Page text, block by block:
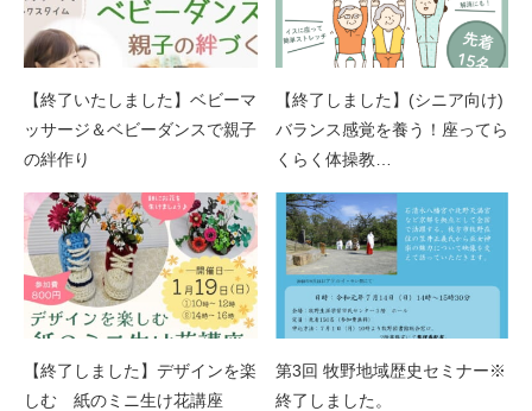
【終了いたしました】ベビーマ
ッサージ＆ベビーダンスで親子
の絆作り
【終了しました】(シニア向け)
バランス感覚を養う！座ってら
くらく体操教…
【終了しました】デザインを楽
しむ 紙のミニ生け花講座
第3回 牧野地域歴史セミナー※
終了しました。